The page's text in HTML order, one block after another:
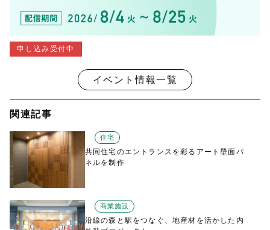
申し込み受付中
イベント情報一覧
関連記事
住宅
共同住宅のエントランスを彩るアート壁面パ
ネルを制作
商業施設
沿線の森と駅をつなぐ、地産材を活かした内